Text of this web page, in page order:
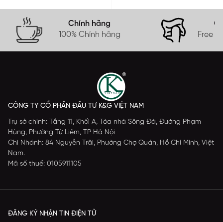
Chính hãng
100% Chính hãng
Free
CÔNG TY CỔ PHẦN ĐẦU TƯ K&G VIỆT NAM
Trụ sở chính: Tầng 11, Khối A, Tòa nhà Sông Đà, Đường Phạm
Hùng, Phường Từ Liêm, TP Hà Nội
Chi Nhánh: 84 Nguyễn Trãi, Phường Chợ Quán, Hồ Chí Minh, Việt
Nam.
Mã số thuế: 0105911105
ĐĂNG KÝ NHẬN TIN ĐIỆN TỬ